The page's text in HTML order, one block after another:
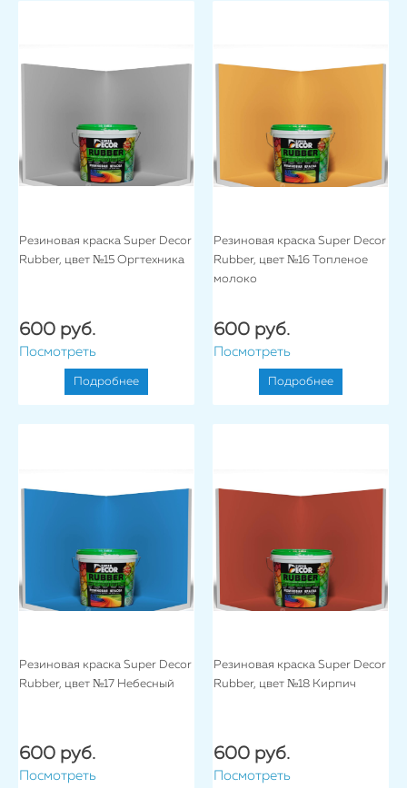
Резиновая краска Super Decor
Rubber, цвет №15 Оргтехника
600 руб.
Посмотреть
Подробнее
Резиновая краска Super Decor
Rubber, цвет №16 Топленое
молоко
600 руб.
Посмотреть
Подробнее
Резиновая краска Super Decor
Rubber, цвет №17 Небесный
600 руб.
Посмотреть
Резиновая краска Super Decor
Rubber, цвет №18 Кирпич
600 руб.
Посмотреть